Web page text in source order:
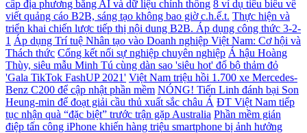
cấp địa phương bằng AI và dữ liệu chính thống 8 ví dụ tiêu biểu về
viết quảng cáo B2B, sáng tạo không bao giờ c.h.ế.t. Thực hiện và
triển khai chiến lược tiếp thị nội dung B2B. Áp dụng công thức 3-2-
1 Áp dụng Trí tuệ Nhân tạo vào Doanh nghiệp Việt Nam: Cơ hội và
Thách thức Cổng kết nối sự nghiệp chuyên nghiệp Á hậu Hoàng
Thùy, siêu mẫu Minh Tú cùng dàn sao 'siêu hot' đổ bộ thảm đỏ
'Gala TikTok FashUP 2021' Việt Nam triệu hồi 1.700 xe Mercedes-
Benz C200 để cập nhật phần mềm NÓNG! Tiến Linh đánh bại Son
Heung-min để đoạt giải cầu thủ xuất sắc châu Á ĐT Việt Nam tiếp
tục nhận quà “đặc biệt” trước trận gặp Australia Phần mềm gián
điệp tấn công iPhone khiến hàng triệu smartphone bị ảnh hưởng